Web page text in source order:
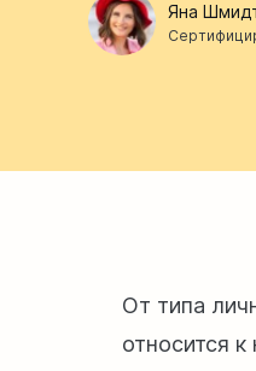
Яна
От типа
относится